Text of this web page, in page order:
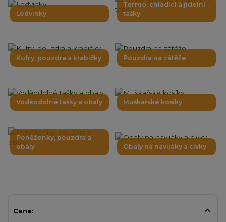
Ledvinky
Termo, chladící a jídelní
tašky
Kufry, pouzdra a krabičky Pouzdra na zátěže
Voděodolné tašky a obaly Muškařské košíky
Peněženky, pouzdra a
obaly
Obaly na navijáky a cívky
Cena: